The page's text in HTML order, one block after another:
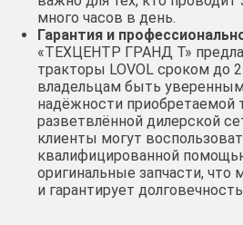
много часов в день.
Гарантия и
«ТЕХЦЕНТР ГРАНД Т»
тракторы LOVOL сроком до
владельцам быть
надёжности приобретаемой
разветвлённой дилерской
клиенты могут
квалифицированной
оригинальные запчасти, что
и гарантирует